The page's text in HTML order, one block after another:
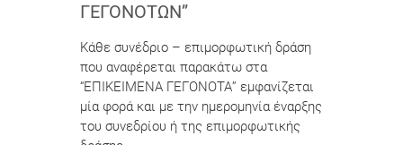
ΓΕΓΟΝΌΤΩΝ”
Κάθε συνέδριο – επιμορφωτική δράση
που αναφέρεται παρακάτω στα
“ΕΠΙΚΕΙΜΕΝΑ ΓΕΓΟΝΟΤΑ” εμφανίζεται
μία φορά και με την ημερομηνία έναρξης
του συνεδρίου ή της επιμορφωτικής